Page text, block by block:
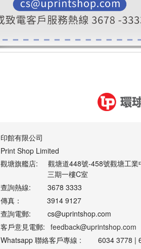
印館有限公司
Print Shop Limited
觀塘旗艦店:
觀塘道448號-458號觀塘工業
三期一樓C室
查詢熱線:
3678 3333
傳真：
3914 9127
查詢電郵:
cs@uprintshop.com
客戶意見電郵: feedback@uprintshop.com
Whatsapp 聯絡客戶專線 :
6034 3778 |